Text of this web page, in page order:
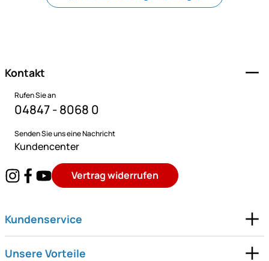
Kontakt
Rufen Sie an
04847 - 8068 0
Senden Sie uns eine Nachricht
Kundencenter
Vertrag widerrufen
Kundenservice
Unsere Vorteile